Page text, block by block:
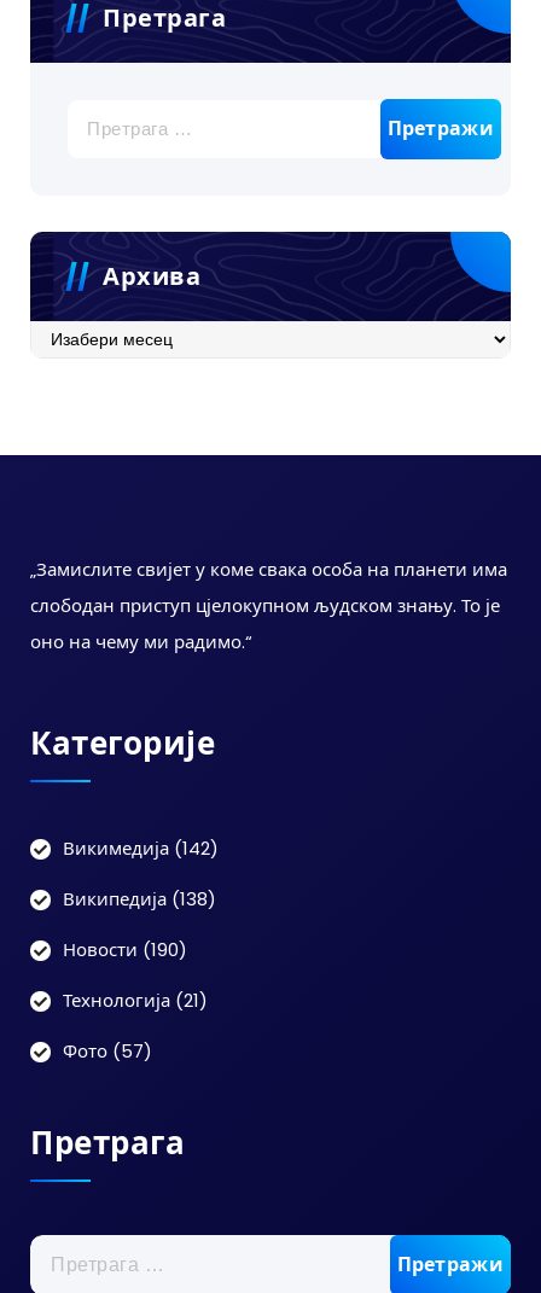
Претрага
Архива
Архива
„Замислите свијет у коме свака особа на планети има
слободан приступ цјелокупном људском знању. То је
оно на чему ми радимо.“
Категорије
Викимедија (142)
Википедија (138)
Новости (190)
Технологија (21)
Фото (57)
Претрага
Претрага